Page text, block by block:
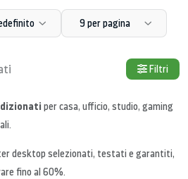
9 per pagina
Filtri
per casa, ufficio, studio, gaming
desktop selezionati, testati e garantiti,
fino al 60%.